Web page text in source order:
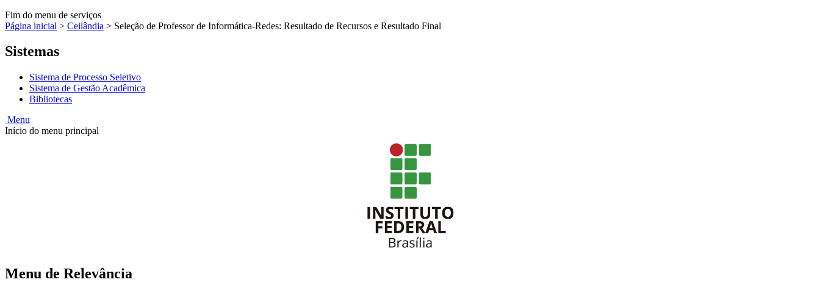
Fim do menu de serviços
Página inicial > Ceilândia > Seleção de Professor de Informática-Redes: Resultado de Recursos e Resultado Final
Sistemas
Sistema de Processo Seletivo
Sistema de Gestão Acadêmica
Bibliotecas
Menu
Início do menu principal
Menu de Relevância